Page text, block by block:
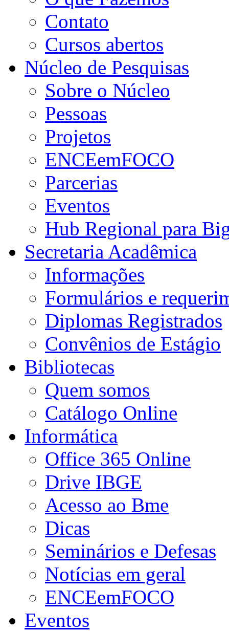
Contato
Cursos abertos
Núcleo de Pesquisas
Sobre o Núcleo
Pessoas
Projetos
ENCEemFOCO
Parcerias
Eventos
Hub Regional para
Secretaria Acadêmica
Informações
Formulários e
Diplomas Registrados
Convênios de Estágio
Bibliotecas
Quem somos
Catálogo Online
Informática
Office 365 Online
Drive IBGE
Acesso ao Bme
Dicas
Seminários e Defesas
Notícias em geral
ENCEemFOCO
Eventos